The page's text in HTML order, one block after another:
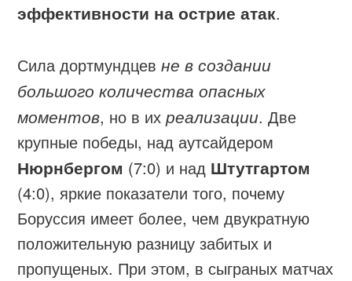
эффективности на острие атак.
Сила дортмундцевне в создании
большого количества опасных
моментов, но в ихреализации. Две
крупные победы, над аутсайдером
Нюрнбергом (7:0) и над Штутгартом
(4:0), яркие показатели того, почему
Боруссия имеет более, чем двукратную
положительную разницу забитых и
пропущеных. При этом, в сыграных матчах